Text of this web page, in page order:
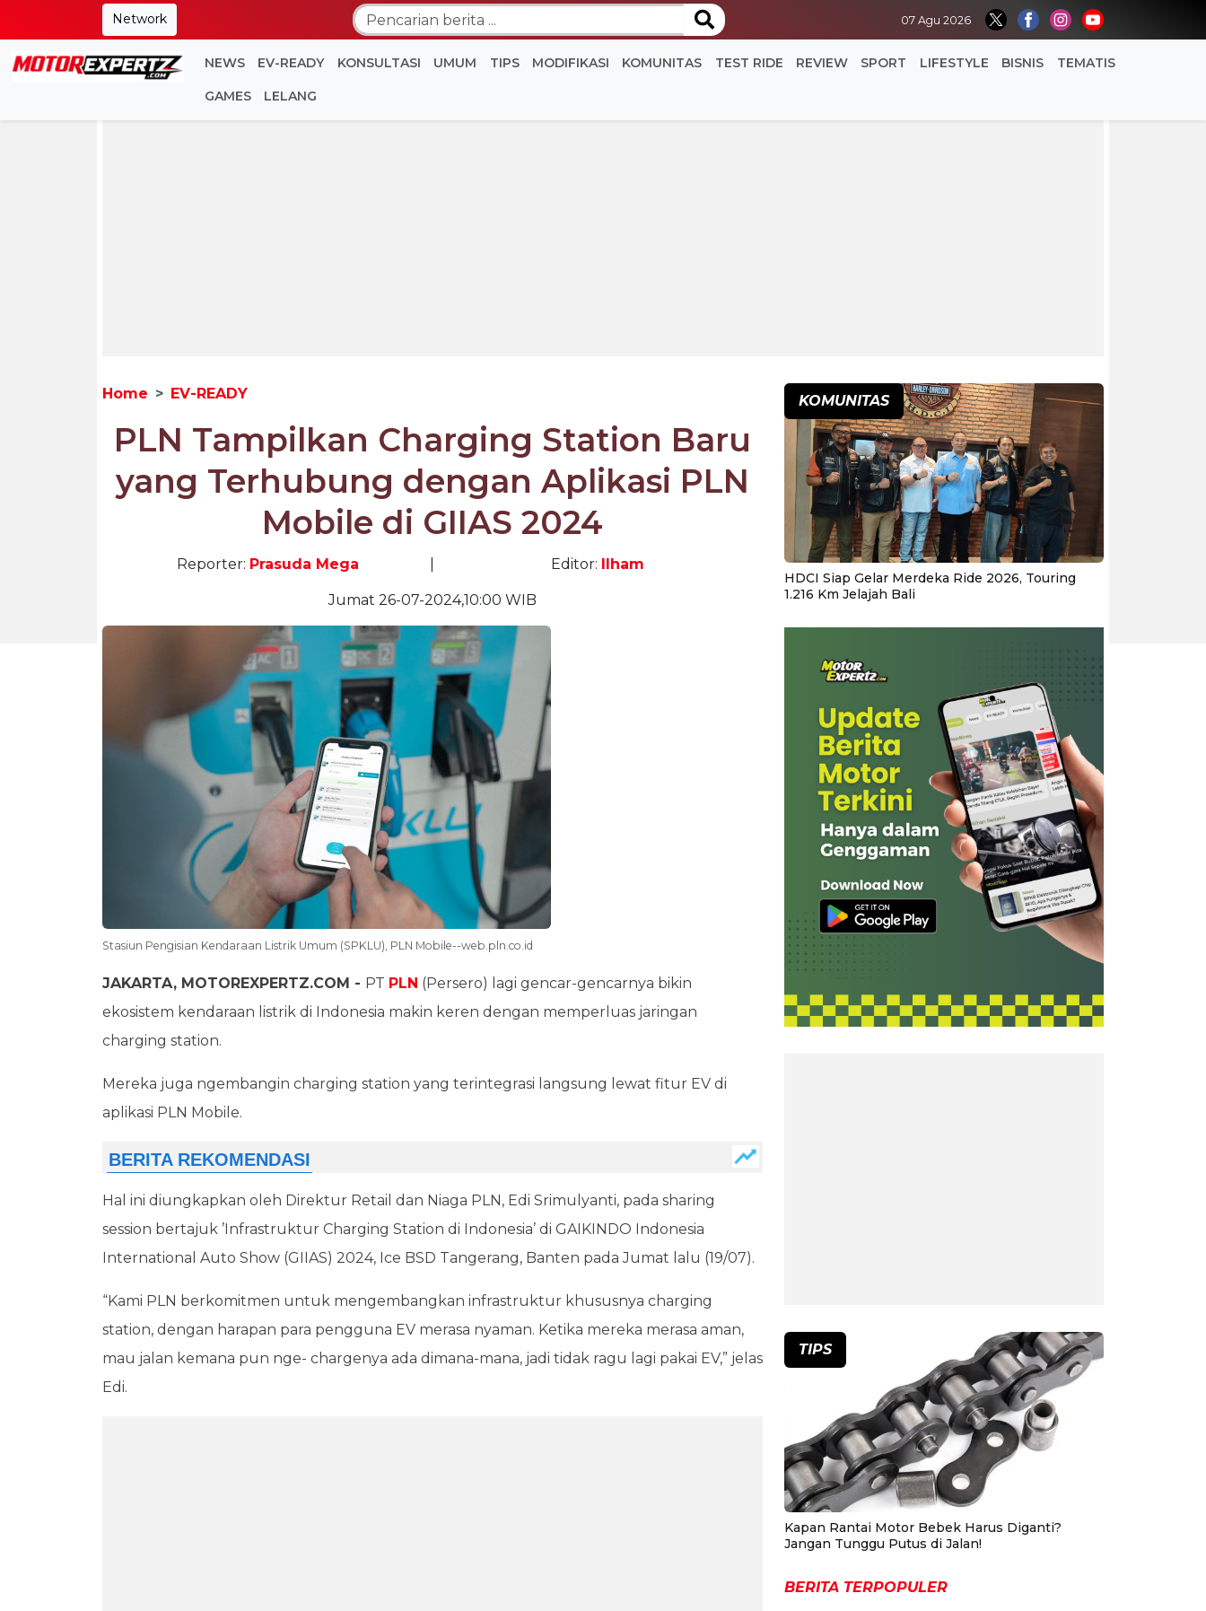
Network 07 Agu 2026
NEWS EV-READY KONSULTASI UMUM TIPS MODIFIKASI KOMUNITAS TEST RIDE REVIEW SPORT LIFESTYLE BISNIS TEMATIS
GAMES LELANG
Home EV-READY
PLN Tampilkan Charging Station Baru
yang Terhubung dengan Aplikasi PLN
Mobile di GIIAS 2024
Reporter: Prasuda Mega Editor: Ilham
Jumat 26-07-2024,10:00 WIB
Stasiun Pengisian Kendaraan Listrik Umum (SPKLU), PLN Mobile--web.pln.co.id
JAKARTA, MOTOREXPERTZ.COM - PT PLN (Persero) lagi gencar-gencarnya bikin
ekosistem kendaraan listrik di Indonesia makin keren dengan memperluas jaringan
charging station.
Mereka juga ngembangin charging station yang terintegrasi langsung lewat fitur EV di
aplikasi PLN Mobile.
Hal ini diungkapkan oleh Direktur Retail dan Niaga PLN, Edi Srimulyanti, pada sharing
session bertajuk ’Infrastruktur Charging Station di Indonesia’ di GAIKINDO Indonesia
International Auto Show (GIIAS) 2024, Ice BSD Tangerang, Banten pada Jumat lalu (19/07).
“Kami PLN berkomitmen untuk mengembangkan infrastruktur khususnya charging
station, dengan harapan para pengguna EV merasa nyaman. Ketika mereka merasa aman,
mau jalan kemana pun nge- chargenya ada dimana-mana, jadi tidak ragu lagi pakai EV,” jelas
Edi.
KOMUNITAS
HDCI Siap Gelar Merdeka Ride 2026, Touring
1.216 Km Jelajah Bali
TIPS
Kapan Rantai Motor Bebek Harus Diganti?
Jangan Tunggu Putus di Jalan!
BERITA TERPOPULER